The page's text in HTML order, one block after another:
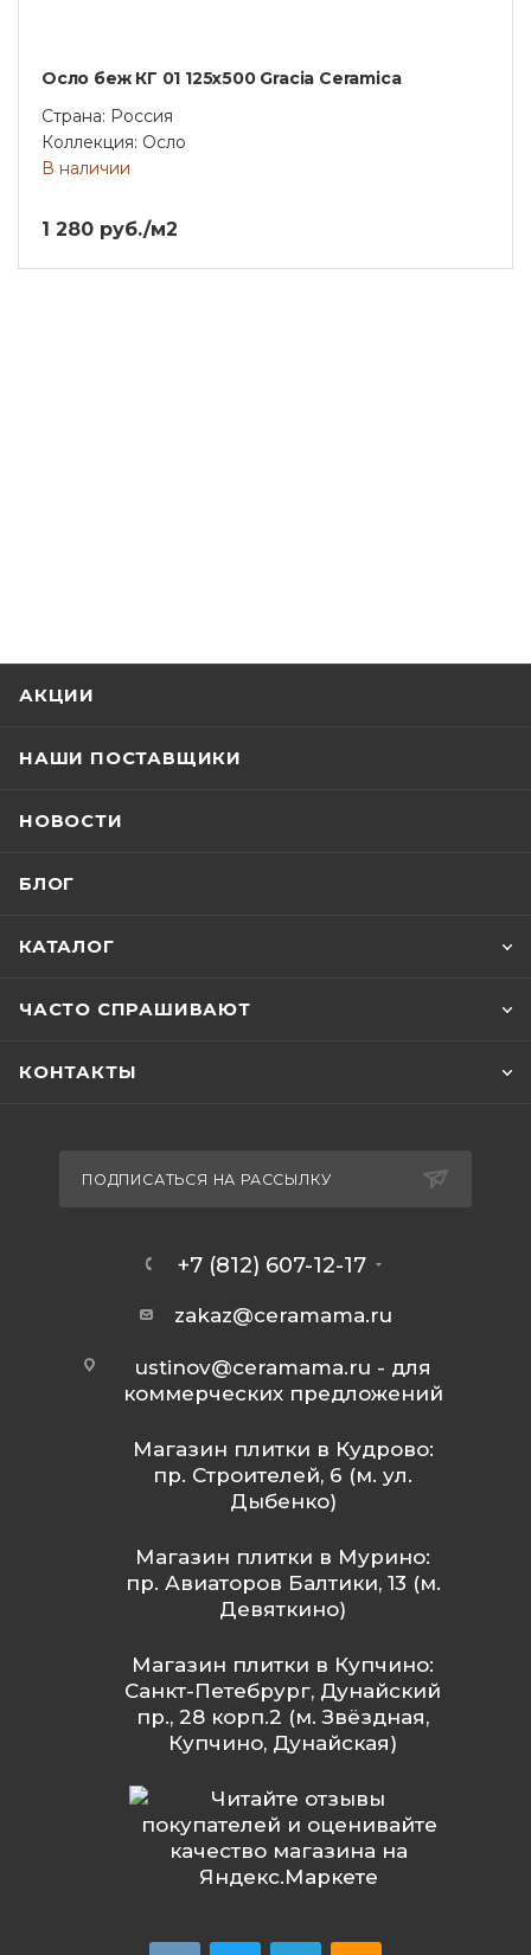
Осло беж КГ 01 125х500 Gracia Ceramica
Страна: Россия
Коллекция: Осло
В наличии
1 280 руб./м2
АКЦИИ
НАШИ ПОСТАВЩИКИ
НОВОСТИ
БЛОГ
КАТАЛОГ
ЧАСТО СПРАШИВАЮТ
КОНТАКТЫ
ПОДПИСАТЬСЯ НА РАССЫЛКУ
+7 (812) 607-12-17
zakaz@ceramama.ru
ustinov@ceramama.ru - для
коммерческих предложений
Магазин плитки в Кудрово:
пр. Строителей, 6 (м. ул.
Дыбенко)
Магазин плитки в Мурино:
пр. Авиаторов Балтики, 13 (м.
Девяткино)
Магазин плитки в Купчино:
Санкт-Петебрург, Дунайский
пр., 28 корп.2 (м. Звёздная,
Купчино, Дунайская)